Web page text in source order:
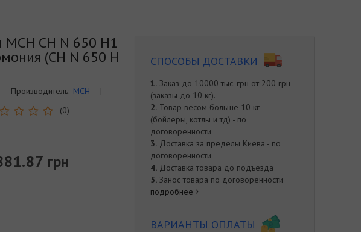
CH N 650 H1
(CH N 650 H
Производитель: MCH
|
(0)
грн
СПОСОБЫ ДОСТАВКИ
1. Заказ до 10000 тыс. грн от 200 грн
(заказы до 10 кг).
2. Товар весом больше 10 кг
(бойлеры, котлы и тд) - по
договоренности
3. Доставка за пределы Киева - по
договоренности
4. Доставка товара до подъезда
5. Занос товара по договоренности
подробнее
ВАРИАНТЫ ОПЛАТЫ